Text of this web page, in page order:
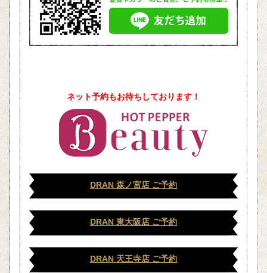
ネット予約もお待ちしております！
DRAN 森ノ宮店 ご予約
DRAN 東大阪店 ご予約
DRAN 天王寺店 ご予約